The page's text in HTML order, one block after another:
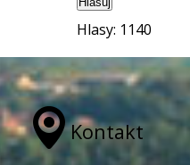
Hlasy: 1140
Kontakt